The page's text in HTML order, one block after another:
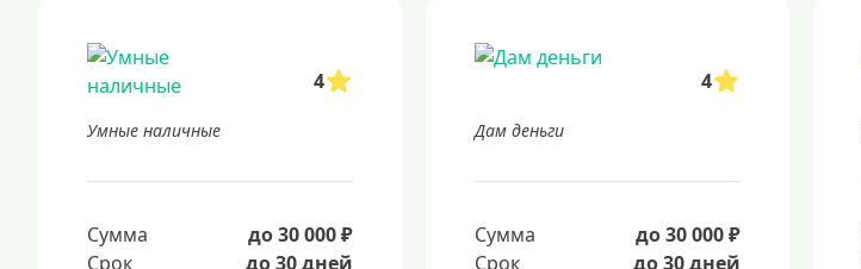
4
Умные наличные
Сумма
до 30 000 ₽
Срок
до 30 дней
4
Дам деньги
Сумма
до 30 000 ₽
Срок
до 30 дней